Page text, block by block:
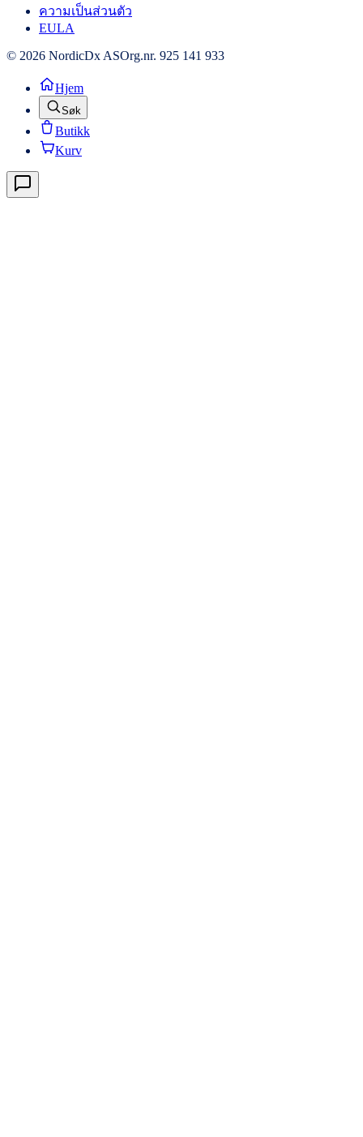
ความเป็นส่วนตัว
EULA
© 2026 NordicDx ASOrg.nr. 925 141 933
Hjem
Søk
Butikk
Kurv